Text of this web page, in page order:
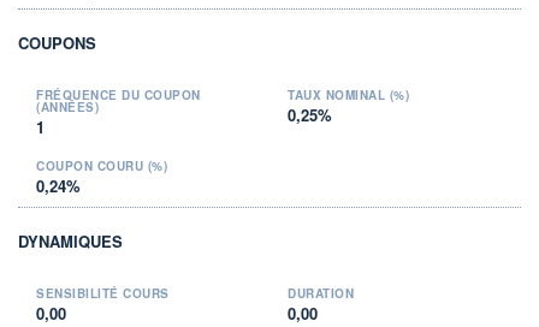
COUPONS
FRÉQUENCE DU COUPON
(ANNÉES)
1
TAUX NOMINAL (%)
0,25%
COUPON COURU (%)
0,24%
DYNAMIQUES
SENSIBILITÉ COURS
0,00
DURATION
0,00